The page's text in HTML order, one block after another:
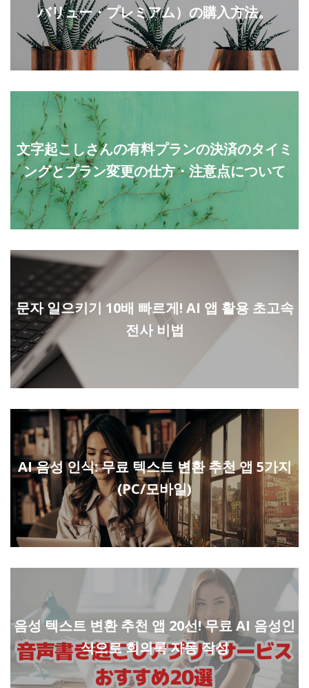
バリュー・プレミアム）の購入方法。
文字起こしさんの有料プランの決済のタイミ
ングとプラン変更の仕方・注意点について
문자 일으키기 10배 빠르게! AI 앱 활용 초고속
전사 비법
AI 음성 인식: 무료 텍스트 변환 추천 앱 5가지
(PC/모바일)
음성 텍스트 변환 추천 앱 20선! 무료 AI 음성인
식으로 회의록 자동 작성